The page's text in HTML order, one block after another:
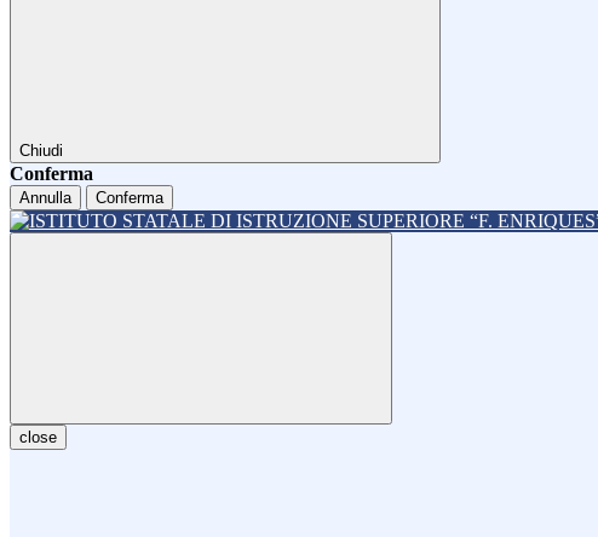
Chiudi
Conferma
Annulla Conferma
close